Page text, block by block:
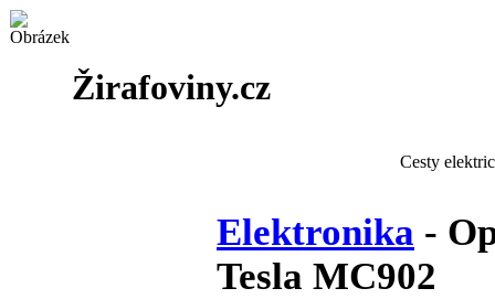
Žirafoviny.cz
Cesty
Elektronika -
Tesla MC902